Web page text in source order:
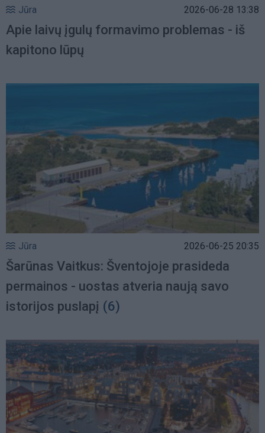
Jūra 2026-06-28 13:38
Apie laivų įgulų formavimo problemas - iš
kapitono lūpų
Jūra 2026-06-25 20:35
Šarūnas Vaitkus: Šventojoje prasideda
permainos - uostas atveria naują savo
istorijos puslapį (6)